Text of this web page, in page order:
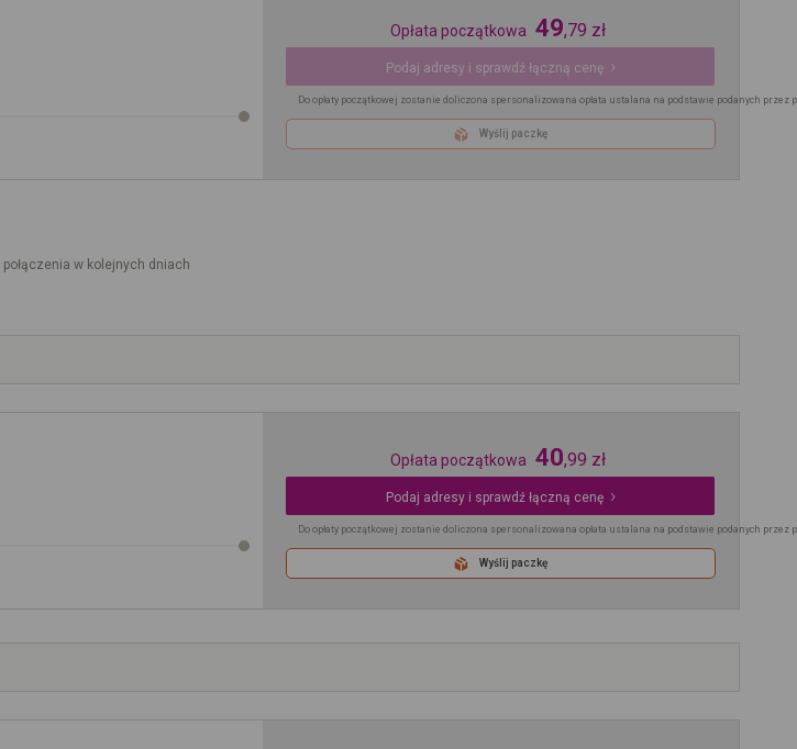
Opłata początkowa 49,79 zł
Podaj adresy i sprawdź łączną cenę
Do opłaty początkowej zostanie doliczona spersonalizowana opłata ustalana na podstawie podanych przez
Wyślij paczkę
w kolejnych dniach
Opłata początkowa 40,99 zł
Podaj adresy i sprawdź łączną cenę
Do opłaty początkowej zostanie doliczona spersonalizowana opłata ustalana na podstawie podanych przez
Wyślij paczkę